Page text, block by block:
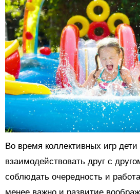
Во время коллективных игр дети
взаимодействовать друг с
соблюдать очередность и